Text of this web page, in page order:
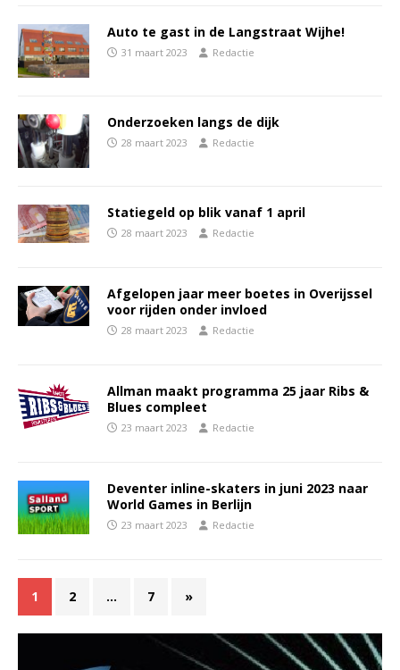
Auto te gast in de Langstraat Wijhe!
31 maart 2023 Redactie
Onderzoeken langs de dijk
28 maart 2023 Redactie
Statiegeld op blik vanaf 1 april
28 maart 2023 Redactie
Afgelopen jaar meer boetes in Overijssel
voor rijden onder invloed
28 maart 2023 Redactie
Allman maakt programma 25 jaar Ribs &
Blues compleet
23 maart 2023 Redactie
Deventer inline-skaters in juni 2023 naar
World Games in Berlijn
23 maart 2023 Redactie
1 2 … 7 »